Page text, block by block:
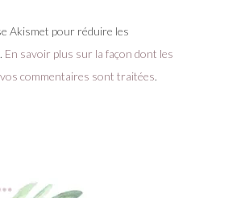
Akismet pour réduire les
En savoir plus sur la façon dont les
commentaires sont traitées.